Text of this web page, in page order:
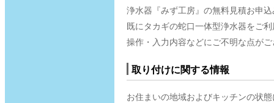
浄水器『みず工房』の無料見積お申
既にタカギの蛇口一体型浄水器をご
操作・入力内容などにご不明な点が
取り付けに関する情報
お住まいの地域およびキッチンの状